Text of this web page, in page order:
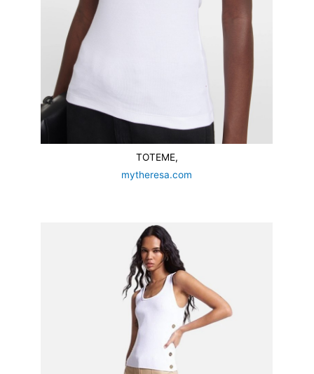
TOTEME,
mytheresa.com